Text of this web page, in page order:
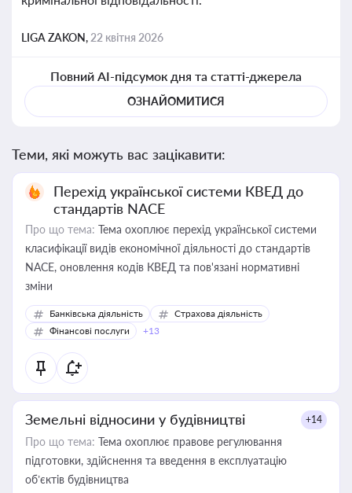
LIGA ZAKON, 22 квітня 2026
Повний AI-підсумок дня та статті-джерела
ОЗНАЙОМИТИСЯ
Теми, які можуть вас зацікавити:
Перехід української системи КВЕД до
стандартів NACE
Про що тема: Тема охоплює перехід української системи
класифікації видів економічної діяльності до стандартів
NACE, оновлення кодів КВЕД та пов'язані нормативні
зміни
Банківська діяльність
Страхова діяльність
Фінансові послуги
+13
Земельні відносини у будівництві +14
Про що тема: Тема охоплює правове регулювання
підготовки, здійснення та введення в експлуатацію
об’єктів будівництва